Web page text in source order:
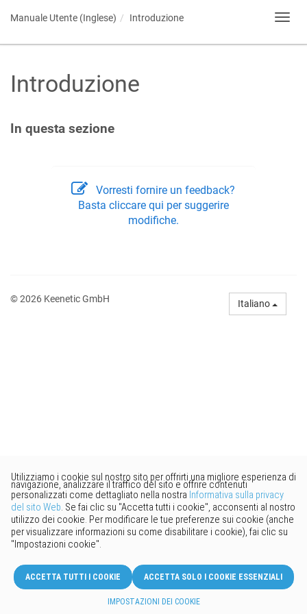
Manuale Utente (Inglese) Introduzione
Introduzione
In questa sezione
Vorresti fornire un feedback?
Basta cliccare qui per suggerire
modifiche.
© 2026 Keenetic GmbH Italiano